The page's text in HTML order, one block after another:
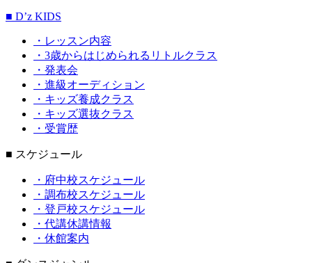
■ D’z KIDS
・レッスン内容
・3歳からはじめられるリトルクラス
・発表会
・進級オーディション
・キッズ養成クラス
・キッズ選抜クラス
・受賞歴
■ スケジュール
・府中校スケジュール
・調布校スケジュール
・登戸校スケジュール
・代講休講情報
・休館案内